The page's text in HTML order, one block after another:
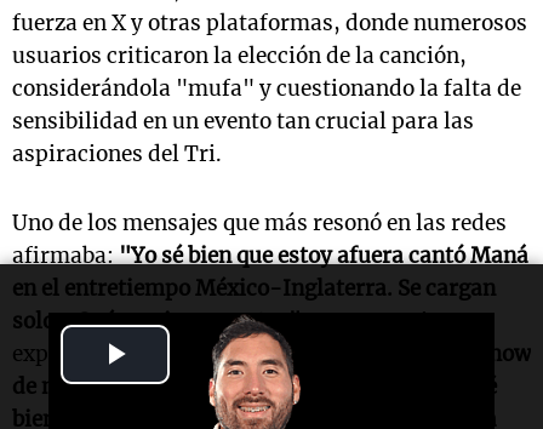
Video
fuerza en X y otras plataformas, donde numerosos
usuarios criticaron la elección de la canción,
considerándola "mufa" y cuestionando la falta de
sensibilidad en un evento tan crucial para las
aspiraciones del Tri.
Uno de los mensajes que más resonó en las redes
afirmaba:"Yo sé bien que estoy afuera cantó Maná
en el entretiempo México-Inglaterra. Se cargan
solos. Qué mexicanos estos". Otro usuario
expresó:
"Los muertos de México hicieron un show
de medio tiempo y Maná se puso a cantar 'Yo sé
bien que estoy afuera' mientras la gente gritaba